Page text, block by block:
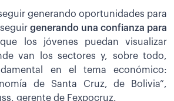
generando oportunidades para
generando una confianza para
que los jóvenes puedan visualizar
van los sectores y, sobre todo,
en el tema económico:
de Santa Cruz, de Bolivia”,
gerente de Fexpocruz.